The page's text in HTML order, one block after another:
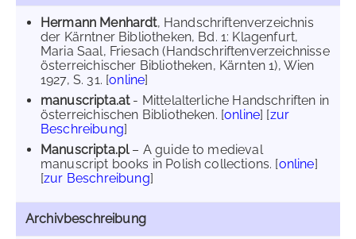
Hermann Menhardt, Handschriftenverzeichnis
der Kärntner Bibliotheken, Bd. 1: Klagenfurt,
Maria Saal, Friesach (Handschriftenverzeichnisse
österreichischer Bibliotheken, Kärnten 1), Wien
1927, S. 31. [online]
manuscripta.at- Mittelalterliche Handschriften in
österreichischen Bibliotheken. [online] [zur
Beschreibung]
Manuscripta.pl – A guide to medieval
manuscript books in Polish collections. [online]
[zur Beschreibung]
Archivbeschreibung